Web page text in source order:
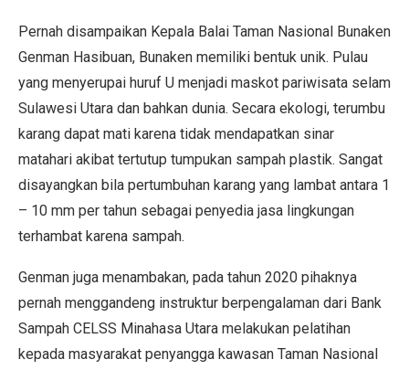
Pernah disampaikan Kepala Balai Taman Nasional Bunaken
Genman Hasibuan, Bunaken memiliki bentuk unik. Pulau
yang menyerupai huruf U menjadi maskot pariwisata selam
Sulawesi Utara dan bahkan dunia. Secara ekologi, terumbu
karang dapat mati karena tidak mendapatkan sinar
matahari akibat tertutup tumpukan sampah plastik. Sangat
disayangkan bila pertumbuhan karang yang lambat antara 1
– 10 mm per tahun sebagai penyedia jasa lingkungan
terhambat karena sampah.
Genman juga menambakan, pada tahun 2020 pihaknya
pernah menggandeng instruktur berpengalaman dari Bank
Sampah CELSS Minahasa Utara melakukan pelatihan
kepada masyarakat penyangga kawasan Taman Nasional